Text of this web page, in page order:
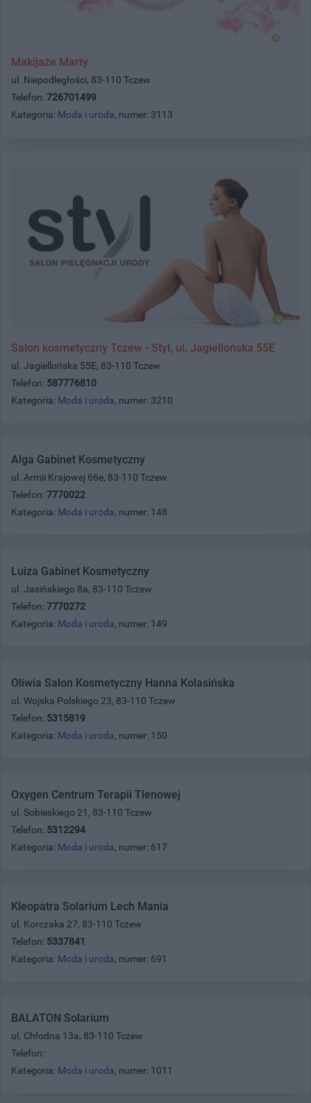
Makijaże Marty
ul. Niepodległości, 83-110 Tczew
Telefon: 726701499
Kategoria: Moda i uroda, numer: 3113
Salon kosmetyczny Tczew - Styl, ul. Jagiellońska 55E
ul. Jagiellońska 55E, 83-110 Tczew
Telefon: 587776810
Kategoria: Moda i uroda, numer: 3210
Alga Gabinet Kosmetyczny
ul. Armii Krajowej 66e, 83-110 Tczew
Telefon: 7770022
Kategoria: Moda i uroda, numer: 148
Luiza Gabinet Kosmetyczny
ul. Jasińskiego 8a, 83-110 Tczew
Telefon: 7770272
Kategoria: Moda i uroda, numer: 149
Oliwia Salon Kosmetyczny Hanna Kolasińska
ul. Wojska Polskiego 23, 83-110 Tczew
Telefon: 5315819
Kategoria: Moda i uroda, numer: 150
Oxygen Centrum Terapii Tlenowej
ul. Sobieskiego 21, 83-110 Tczew
Telefon: 5312294
Kategoria: Moda i uroda, numer: 617
Kleopatra Solarium Lech Mania
ul. Korczaka 27, 83-110 Tczew
Telefon: 5337841
Kategoria: Moda i uroda, numer: 691
BALATON Solarium
ul. Chłodna 13a, 83-110 Tczew
Telefon:
Kategoria: Moda i uroda, numer: 1011